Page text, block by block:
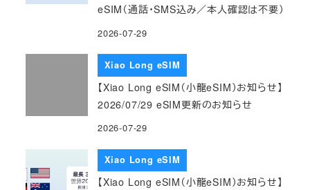
eSIM（通話・SMS込み／本人確認は不要）
2026-07-29
Xiao Long eSIM
【Xiao Long eSIM（小龍eSIM）お知らせ】
2026/07/29 eSIM更新のお知らせ
2026-07-29
Xiao Long eSIM
【Xiao Long eSIM（小龍eSIM）お知らせ】